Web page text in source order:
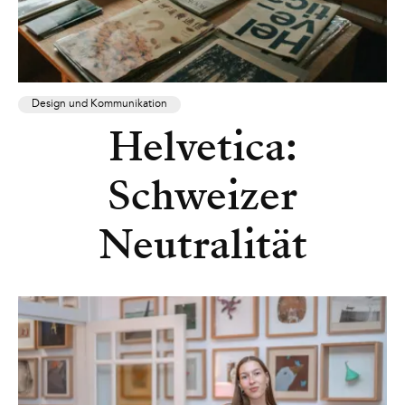
Design und Kommunikation
Helvetica:
Schweizer
Neutralität